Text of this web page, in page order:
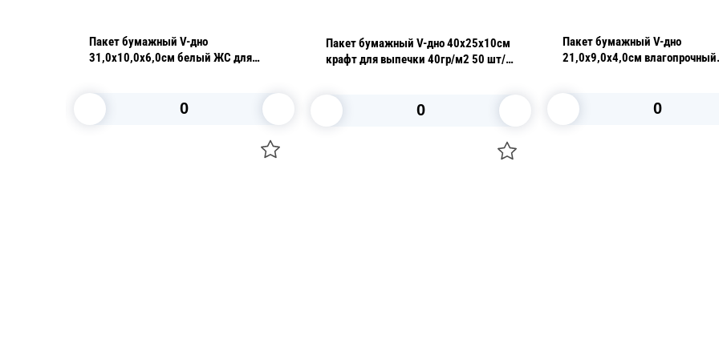
Пакет бумажный V-дно
31,0х10,0х6,0см белый ЖС для
Пакет бумажный V-дно 40х25х10см
крафт для выпечки 40гр/м2 50 шт/
Пакет бумажный V-дно
21,0х9,0х4,0см влагопрочный